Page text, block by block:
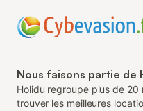
Nous faisons partie de
Holidu regroupe plus de
trouver les meilleures